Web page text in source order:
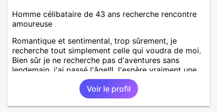
Homme célibataire de 43 ans recherche rencontre
amoureuse
Romantique et sentimental, trop sûrement, je
recherche tout simplement celle qui voudra de moi.
Bien sûr je ne recherche pas d'aventures sans
lendemain, j'ai passé l'âge!!! J'espère vraiment une
Voir le profil